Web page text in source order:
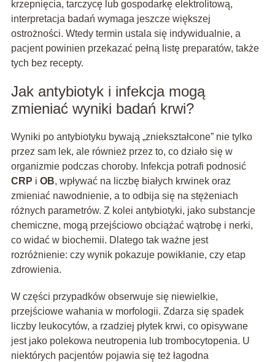
krzepnięcia, tarczycę lub gospodarkę elektrolitową,
interpretacja badań wymaga jeszcze większej
ostrożności. Wtedy termin ustala się indywidualnie, a
pacjent powinien przekazać pełną listę preparatów, także
tych bez recepty.
Jak antybiotyk i infekcja mogą
zmieniać wyniki badań krwi?
Wyniki po antybiotyku bywają „zniekształcone” nie tylko
przez sam lek, ale również przez to, co działo się w
organizmie podczas choroby. Infekcja potrafi podnosić
CRP i OB, wpływać na liczbę białych krwinek oraz
zmieniać nawodnienie, a to odbija się na stężeniach
różnych parametrów. Z kolei antybiotyki, jako substancje
chemiczne, mogą przejściowo obciążać wątrobę i nerki,
co widać w biochemii. Dlatego tak ważne jest
rozróżnienie: czy wynik pokazuje powikłanie, czy etap
zdrowienia.
W części przypadków obserwuje się niewielkie,
przejściowe wahania w morfologii. Zdarza się spadek
liczby leukocytów, a rzadziej płytek krwi, co opisywane
jest jako polekowa neutropenia lub trombocytopenia. U
niektórych pacjentów pojawia się też łagodna